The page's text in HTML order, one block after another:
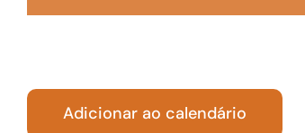
Adicionar ao calendário